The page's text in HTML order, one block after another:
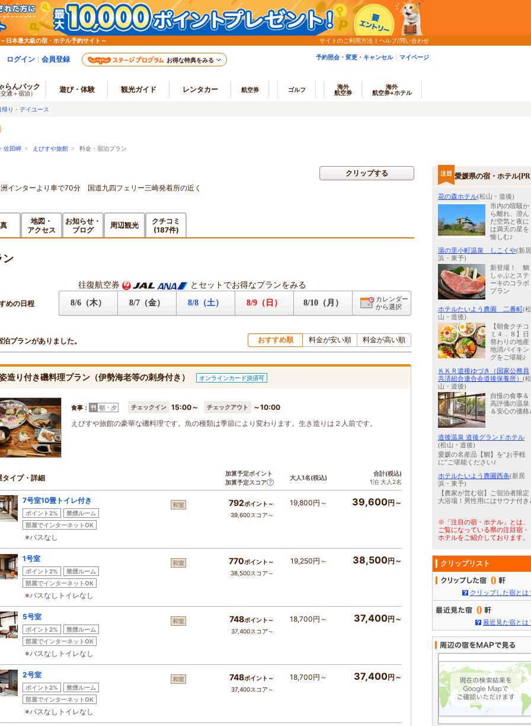
日本最大級の宿・ホテル予約サイト～ サイトのご利用方法 ヘルプ/問い合わせ
ログイン 会員登録 お得な特典をみる 予約照会・変更・キャンセル マイページ
らんパック
通＋宿泊） 遊び・体験 観光ガイド レンタカー 航空券 ゴルフ
海外
航空券
海外
航空券+ホテル
帰り・デイユース
佐田岬 > えびすや旅館 > 料金・宿泊プラン
インターより車で70分 国道九四フェリー三崎発着所の近く
クリップする
地図・
アクセス
お知らせ・
ブログ
周辺観光
クチコミ
(187件)
ン
往復航空券 とセットでお得なプランをみる
めの日程 8/6（木） 8/7（金） 8/8（土） 8/9（日） 8/10（月）
カレンダー
から選択
泊プランがありました。 おすすめ順 料金が安い順 料金が高い順
造り付き磯料理プラン（伊勢海老等の刺身付き） オンラインカード決済可
食事： 朝・夕 チェックイン 15:00～ チェックアウト
～10:00
えびすや旅館の豪華な磯料理です。魚の種類は季節により変わります。生き造りは２人前です。
タイプ・詳細
加算予定ポイント
加算予定スコア
大人1名(税込)
合計(税込)
1泊 大人2名
7号室10畳トイレ付き
ポイント2%
禁煙ルーム
部屋でインターネットOK
※バスなし
和室 792ポイント～
39,600スコア～
19,800円～ 39,600円～
1号室
ポイント2%
禁煙ルーム
部屋でインターネットOK
※バスなしトイレなし
和室 770ポイント～
38,500スコア～
19,250円～ 38,500円～
5号室
ポイント2%
禁煙ルーム
部屋でインターネットOK
※バスなしトイレなし
和室 748ポイント～
37,400スコア～
18,700円～ 37,400円～
2号室
ポイント2%
禁煙ルーム
部屋でインターネットOK
※バスなしトイレなし
和室 748ポイント～
37,400スコア～
18,700円～ 37,400円～
愛媛県の宿・ホテル
花の森ホテル(松山・道後)
市内の喧騒か
ら離れ、澄ん
だ空気と夜に
は満天の星を
愉しむ♪
湯の里小町温泉 しこくや(新居
浜・東予)
新登場！ 鯛
しゃぶとステ
ーキのコラボ
プラン
ホテルたいよう農園 二番町 (松
山・道後)
【朝食クチコ
ミ４．８】日
替わりの地産
地消バイキン
グをご堪能♪
ＫＫＲ道後ゆづき（国家公務員
共済組合連合会道後保養所） (松
山・道後)
自慢の食事＆
高評価の温泉
＆安心の価格
道後温泉 道後グランドホテル
(松山・道後)
愛媛の名産品【鯛】を“お手軽
に”ご堪能ください♪
ホテルたいよう農園西条(新居
浜・東予)
【農家が営む宿】ご宿泊者限定
大浴場！男性用にはサウナ付き
※「注目の宿・ホテル」とは、
ご覧になっている県の注目宿・
ホテルをご紹介しております。
クリップリスト
0
クリップした宿とは
0
最近見た宿とは